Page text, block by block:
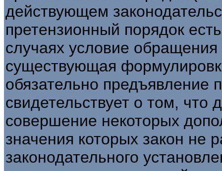
действующем
претензионный порядок
случаях условие
существующая
обязательно предъявление
свидетельствует о том,
совершение некоторых
значения которых закон не
законодательного